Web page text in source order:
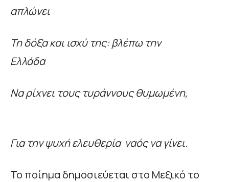
απλώνει
Τη δόξα και ισχύ της: βλέπω την
Ελλάδα
Να ρίχνει τους τυράννους θυμωμένη,
Για την ψυχή ελευθερία ναός να γίνει.
Το ποίημα δημοσιεύεται στο Μεξικό το